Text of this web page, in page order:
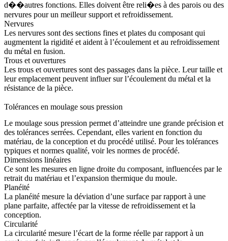
d��autres fonctions. Elles doivent être reli�es à des parois ou des
nervures pour un meilleur support et refroidissement.
Nervures
Les nervures sont des sections fines et plates du composant qui
augmentent la rigidité et aident à l’écoulement et au refroidissement
du métal en fusion.
Trous et ouvertures
Les trous et ouvertures sont des passages dans la pièce. Leur taille et
leur emplacement peuvent influer sur l’écoulement du métal et la
résistance de la pièce.
Tolérances en moulage sous pression
Le moulage sous pression permet d’atteindre une grande précision et
des tolérances serrées. Cependant, elles varient en fonction du
matériau, de la conception et du procédé utilisé. Pour les tolérances
typiques et normes qualité, voir les normes de procédé.
Dimensions linéaires
Ce sont les mesures en ligne droite du composant, influencées par le
retrait du matériau et l’expansion thermique du moule.
Planéité
La planéité mesure la déviation d’une surface par rapport à une
plane parfaite, affectée par la vitesse de refroidissement et la
conception.
Circularité
La circularité mesure l’écart de la forme réelle par rapport à un